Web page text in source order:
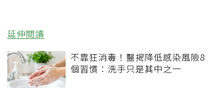
延伸閱讀
不靠狂消毒！醫揭降低感染風險8
個習慣：洗手只是其中之一